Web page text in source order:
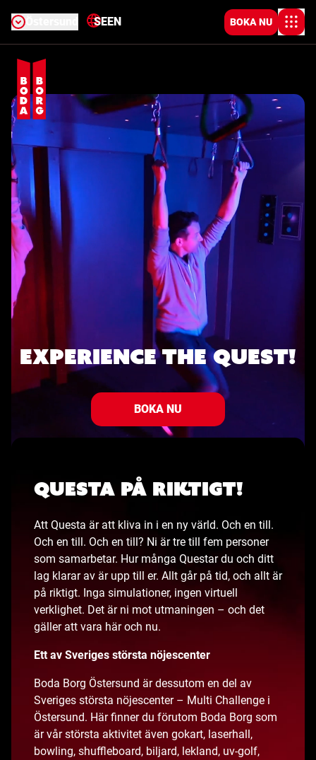
SEEN BOKA NU
EXPERIENCE THE QUEST!
BOKA NU
Questa på riktigt!
Att Questa är att kliva in i en ny värld. Och en till.
Och en till. Och en till? Ni är tre till fem personer
som samarbetar. Hur många Questar du och ditt
lag klarar av är upp till er. Allt går på tid, och allt är
på riktigt. Inga simulationer, ingen virtuell
verklighet. Det är ni mot utmaningen – och det
gäller att vara här och nu.
Ett av Sveriges största nöjescenter
Boda Borg Östersund är dessutom en del av
Sveriges största nöjescenter – Multi Challenge i
Östersund. Här finner du förutom Boda Borg som
är vår största aktivitet även gokart, laserhall,
bowling, shuffleboard, biljard, lekland, uv-golf,